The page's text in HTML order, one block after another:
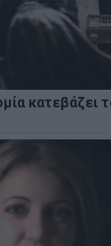
κατεβάζει